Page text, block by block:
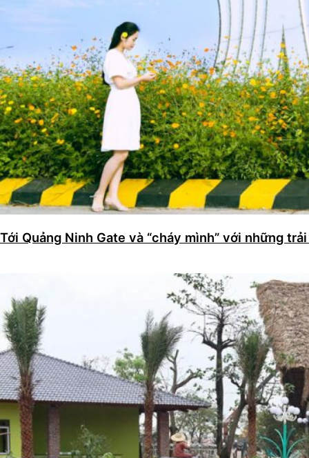
Tới Quảng Ninh Gate và “cháy mình” với những